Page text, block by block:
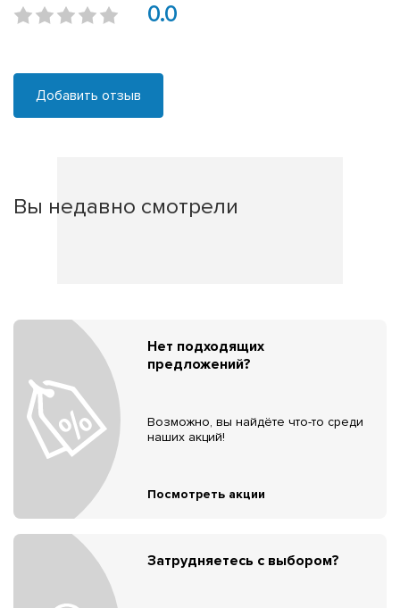
0.0
Добавить отзыв
Вы недавно смотрели
Нет подходящих
предложений?
Возможно, вы найдёте что-то среди
наших акций!
Посмотреть акции
Затрудняетесь с выбором?